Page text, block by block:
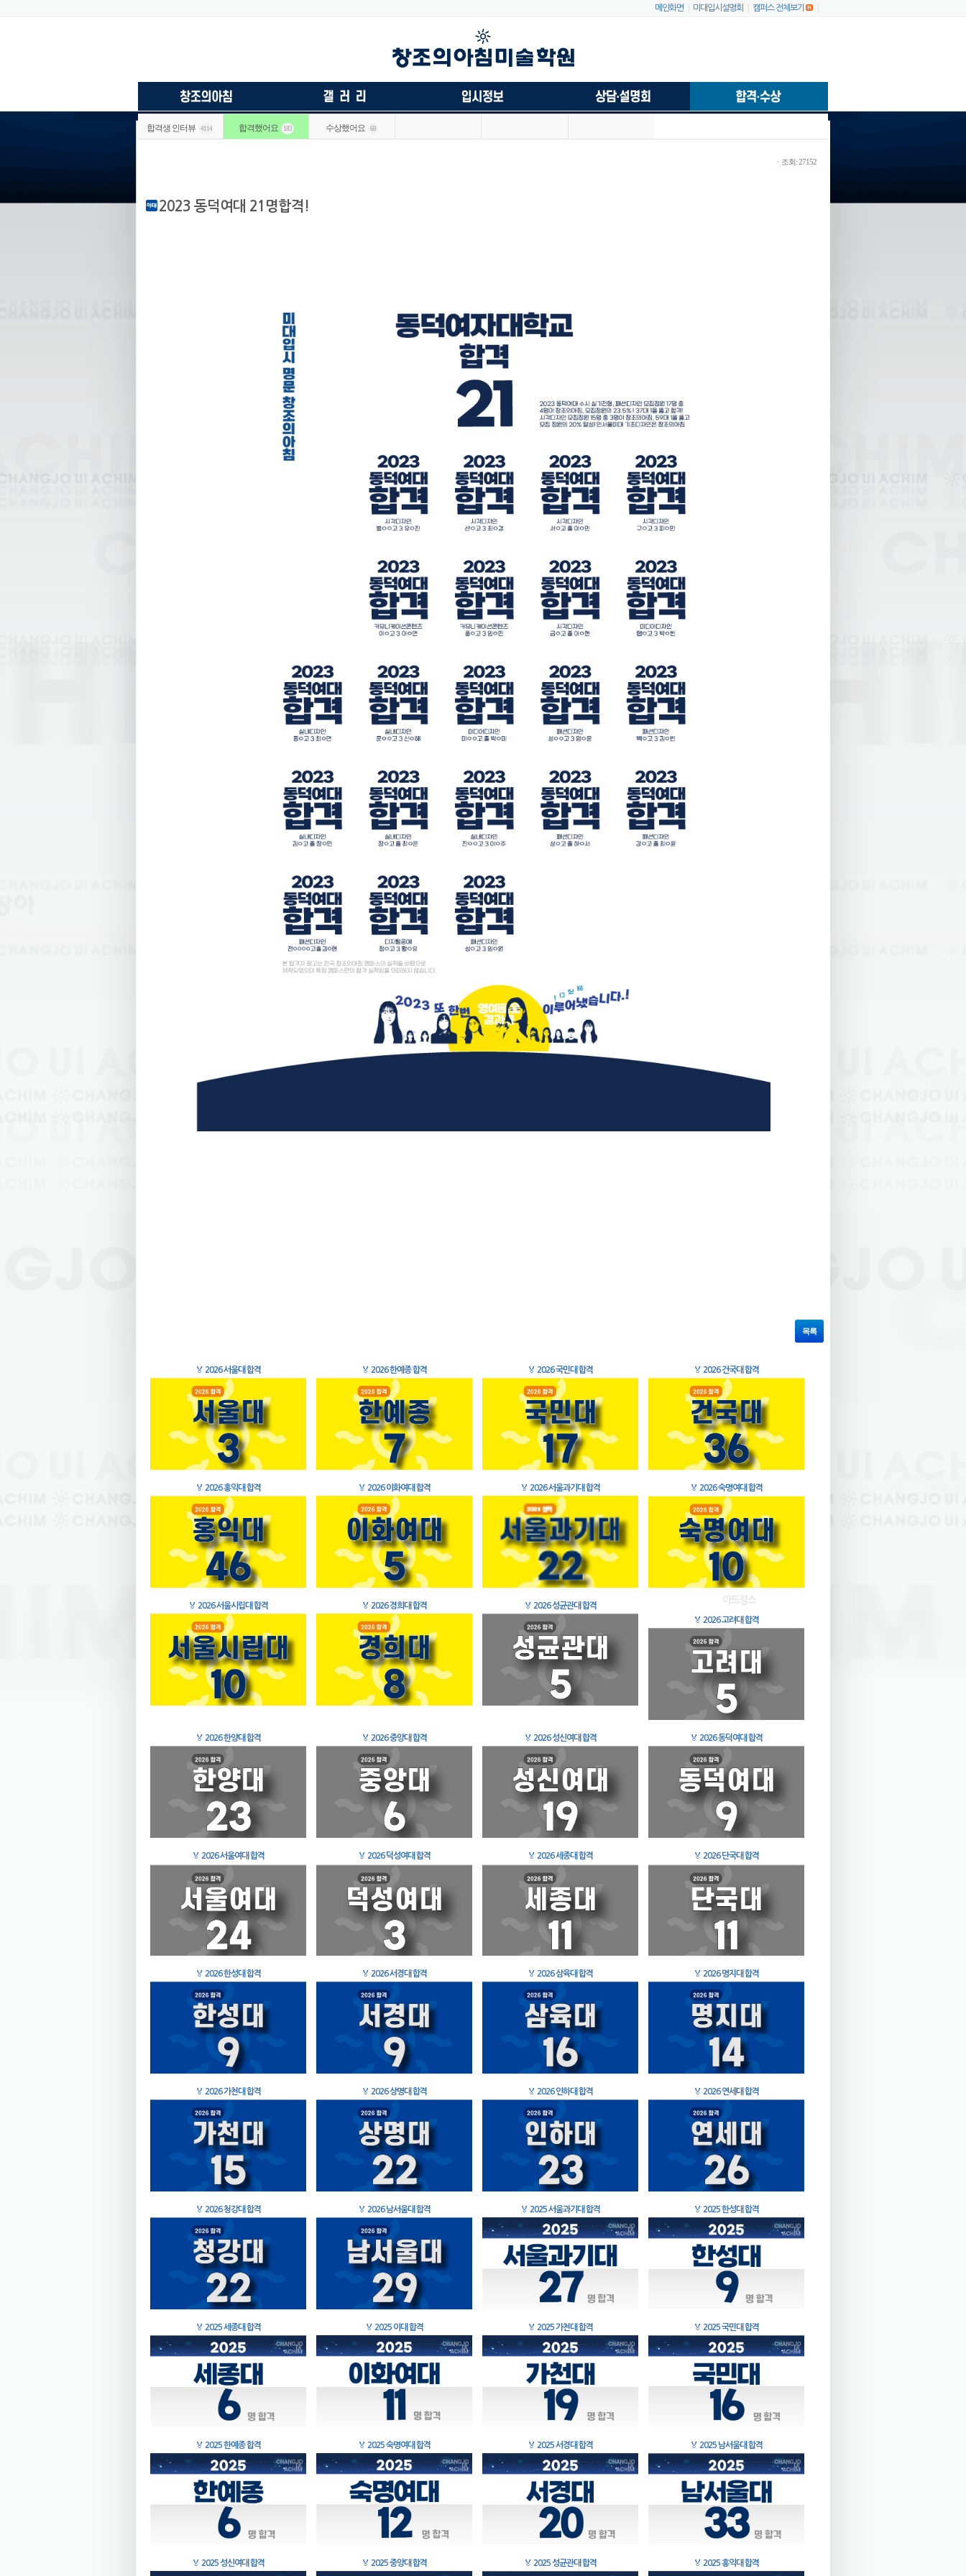
메인화면 미대입시설명회 캠퍼스 전체보기
합격생 인터뷰 4114 합격했어요 183 수상했어요 68
ㆍ조회: 27152
2023 동덕여대 21명합격!
목록
🏅 2026 서울대 합격 🏅 2026 한예종 합격 🏅 2026 국민대 합격 🏅 2026 건국대 합격
🏅 2026 홍익대 합격 🏅 2026 이화여대 합격 🏅 2026 서울과기대 합격 🏅 2026 숙명여대 합격
🏅 2026 서울시립대 합격 🏅 2026 경희대 합격 🏅 2026 성균관대 합격
🏅 2026 고려대 합격
🏅 2026 한양대 합격 🏅 2026 중앙대 합격 🏅 2026 성신여대 합격 🏅 2026 동덕여대 합격
🏅 2026 서울여대 합격 🏅 2026 덕성여대 합격 🏅 2026 세종대 합격 🏅 2026 단국대 합격
🏅 2026 한성대 합격 🏅 2026 서경대 합격 🏅 2026 삼육대 합격 🏅 2026 명지대 합격
🏅 2026 가천대 합격 🏅 2026 상명대 합격 🏅 2026 인하대 합격 🏅 2026 연세대 합격
🏅 2026 청강대 합격 🏅 2026 남서울대 합격 🏅 2025 서울과기대 합격 🏅 2025 한성대 합격
🏅 2025 세종대 합격 🏅 2025 이대 합격 🏅 2025 가천대 합격 🏅 2025 국민대 합격
🏅 2025 한예종 합격 🏅 2025 숙명여대 합격 🏅 2025 서경대 합격 🏅 2025 남서울대 합격
🏅 2025 성신여대 합격 🏅 2025 중앙대 합격 🏅 2025 성균관대 합격 🏅 2025 홍익대 합격